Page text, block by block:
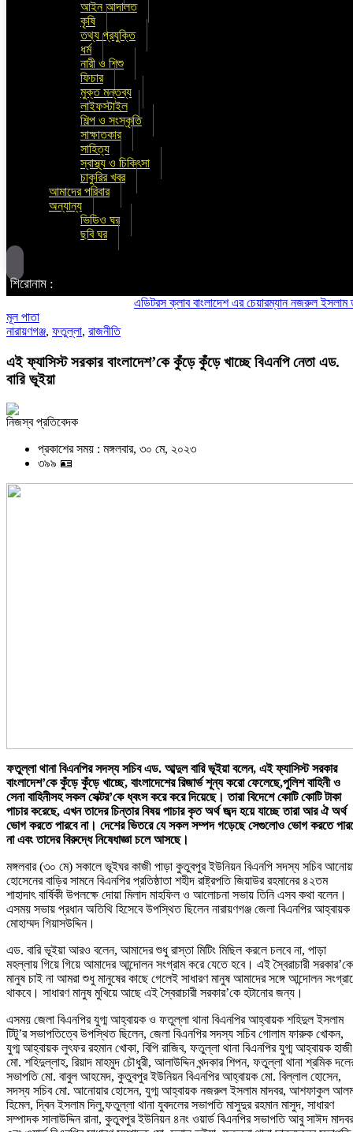
আইন আদালত
কৃষি
তথ্য প্রযুক্তি
ধর্ম
নারী ও শিশু
ফিচার
মুক্ত মন্তব্য
লাইফস্টাইল
শিল্প ও সংস্কৃতি
সাক্ষাতকার
সাহিত্য
স্বাস্থ্য ও চিকিৎসা
চাকুরির খবর
আমাদের পরিবার
অন্যান্য
ভিডিও ঘর
ছবি ঘর
শিরোনাম :
এডিটরস ক্লাব বাংলাদেশ এর চেয়ারম্যান নজরুল ইসলাম
মূল পাতা
নারায়ণগঞ্জ, ফতুল্লা, রাজনীতি
এই ফ্যাসিস্ট সরকার বাংলাদেশ’কে কুঁড়ে কুঁড়ে খাচ্ছে বিএনপি নেতা এড.
বারি ভূইয়া
নিজস্ব প্রতিবেদক
প্রকাশের সময় : মঙ্গলবার, ৩০ মে, ২০২৩
৩৯৯ 🪪
ফতুল্লা থানা বিএনপির সদস্য সচিব এড. আব্দুল বারি ভূইয়া বলেন, এই ফ্যাসিস্ট সরকার
বাংলাদেশ’কে কুঁড়ে কুঁড়ে খাচ্ছে, বাংলাদেশের রিজার্ভ শূন্য করো ফেলেছে,পুলিশ বাহিনী ও
সেনা বাহিনীসহ সকল সেক্টর’কে ধ্বংস করে করে দিয়েছে। তারা বিদেশে কোটি কোটি টাকা
পাচার করেছে, এখন তাদের চিন্তার বিষয় পাচার কৃত অর্থ জব্দ হয়ে যাচ্ছে তারা আর ঐ অর্থ
ভোগ করতে পারবে না। দেশের ভিতরে যে সকল সম্পদ গড়েছে সেগুলোও ভোগ করতে
না এবং তাদের বিরুদ্ধে নিষেধাজ্ঞা চলে আসছে।
মঙ্গলবার (৩০ মে) সকালে ভূইঘর কাজী পাড়া কুতুবপুর ইউনিয়ন বিএনপি সদস্য সচিব
হোসেনের বাড়ির সামনে বিএনপির প্রতিষ্ঠাতা শহীদ রাষ্ট্রপতি জিয়াউর রহমানের ৪২তম
শাহাদাৎ বার্ষিকী উপলক্ষে দোয়া মিলাদ মাহফিল ও আলোচনা সভায় তিনি এসব কথা বলেন।
এসময় সভায় প্রধান অতিথি হিসেবে উপস্থিত ছিলেন নারায়ণগঞ্জ জেলা বিএনপির আহ্বায়ক
মোহাম্মদ গিয়াসউদ্দিন।
এড. বারি ভূইয়া আরও বলেন, আমাদের শুধু রাস্তা মিটিং মিছিল করলে চলবে না, পাড়া
মহল্লায় গিয়ে গিয়ে আমাদের আন্দোলন সংগ্রাম করে যেতে হবে। এই স্বৈরাচারী সরকার’কে
মানুষ চাই না আমরা শুধু মানুষের কাছে গেলেই সাধারণ মানুষ আমাদের সঙ্গে আন্দোলন
থাকবে। সাধারণ মানুষ মুখিয়ে আছে এই স্বৈরাচারী সরকার’কে হটানোর জন্য।
এসময় জেলা বিএনপির যুগ্ম আহ্বায়ক ও ফতুল্লা থানা বিএনপির আহ্বায়ক শহিদুল ইসলাম
টিটু’র সভাপতিত্বে উপস্থিত ছিলেন, জেলা বিএনপির সদস্য সচিব গোলাম ফারুক খোকন,
যুগ্ম আহ্বায়ক লুৎফর রহমান খোকা, বিপি রাজিব, ফতুল্লা থানা বিএনপির যুগ্ম আহ্বায়ক হাজী
মো. শহিদুল্লাহ, রিয়াদ মাহমুদ চৌধুরী, আলাউদ্দিন খন্দকার শিপন, ফতুল্লা থানা শ্রমিক
সভাপতি মো. বাবুল আহমেদ, কুতুবপুর ইউনিয়ন বিএনপির আহ্বায়ক মো. বিল্লাল হোসেন,
সদস্য সচিব মো. আনোয়ার হোসেন, যুগ্ম আহ্বায়ক নজরুল ইসলাম মাদবর, আশফাকুল
হিমেল, দ্বিন ইসলাম দিলু,ফতুল্লা থানা যুবদলের সভাপতি মাসুদুর রহমান মাসুদ, সাধারণ
সম্পাদক সালাউদ্দিন রানা, কুতুবপুর ইউনিয়ন ৪নং ওয়ার্ড বিএনপির সভাপতি আবু সাঈদ